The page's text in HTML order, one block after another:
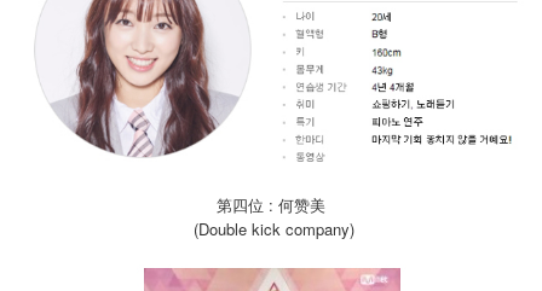
第四位 : 何赞美
(Double kick company)